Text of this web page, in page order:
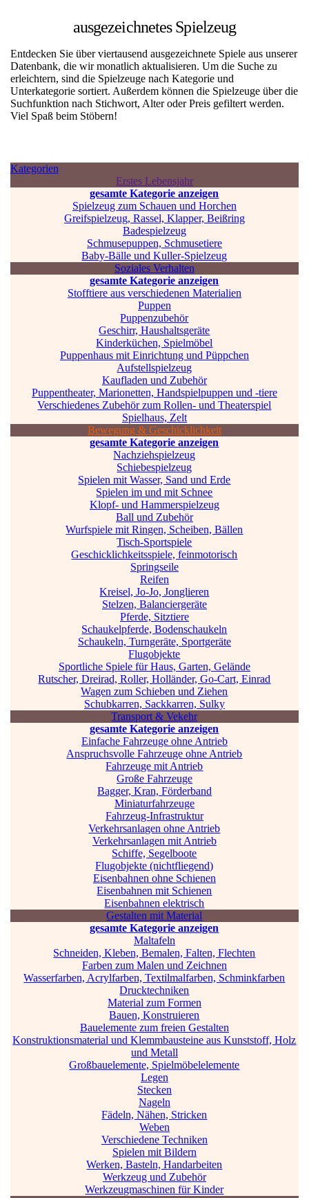
ausgezeichnetes Spielzeug
Entdecken Sie über viertausend ausgezeichnete Spiele aus unserer
Datenbank, die wir monatlich aktualisieren. Um die Suche zu
erleichtern, sind die Spielzeuge nach Kategorie und
Unterkategorie sortiert. Außerdem können die Spielzeuge über die
Suchfunktion nach Stichwort, Alter oder Preis gefiltert werden.
Viel Spaß beim Stöbern!
Kategorien
Erstes Lebensjahr
gesamte Kategorie anzeigen
Spielzeug zum Schauen und Horchen
Greifspielzeug, Rassel, Klapper, Beißring
Badespielzeug
Schmusepuppen, Schmusetiere
Baby-Bälle und Kuller-Spielzeug
Soziales Verhalten
gesamte Kategorie anzeigen
Stofftiere aus verschiedenen Materialien
Puppen
Puppenzubehör
Geschirr, Haushaltsgeräte
Kinderküchen, Spielmöbel
Puppenhaus mit Einrichtung und Püppchen
Aufstellspielzeug
Kaufladen und Zubehör
Puppentheater, Marionetten, Handspielpuppen und -tiere
Verschiedenes Zubehör zum Rollen- und Theaterspiel
Spielhaus, Zelt
Bewegung & Geschicklichkeit
gesamte Kategorie anzeigen
Nachziehspielzeug
Schiebespielzeug
Spielen mit Wasser, Sand und Erde
Spielen im und mit Schnee
Klopf- und Hammerspielzeug
Ball und Zubehör
Wurfspiele mit Ringen, Scheiben, Bällen
Tisch-Sportspiele
Geschicklichkeitsspiele, feinmotorisch
Springseile
Reifen
Kreisel, Jo-Jo, Jonglieren
Stelzen, Balanciergeräte
Pferde, Sitztiere
Schaukelpferde, Bodenschaukeln
Schaukeln, Turngeräte, Sportgeräte
Flugobjekte
Sportliche Spiele für Haus, Garten, Gelände
Rutscher, Dreirad, Roller, Holländer, Go-Cart, Einrad
Wagen zum Schieben und Ziehen
Schubkarren, Sackkarren, Sulky
Transport & Vekehr
gesamte Kategorie anzeigen
Einfache Fahrzeuge ohne Antrieb
Anspruchsvolle Fahrzeuge ohne Antrieb
Fahrzeuge mit Antrieb
Große Fahrzeuge
Bagger, Kran, Förderband
Miniaturfahrzeuge
Fahrzeug-Infrastruktur
Verkehrsanlagen ohne Antrieb
Verkehrsanlagen mit Antrieb
Schiffe, Segelboote
Flugobjekte (nichtfliegend)
Eisenbahnen ohne Schienen
Eisenbahnen mit Schienen
Eisenbahnen elektrisch
Gestalten mit Material
gesamte Kategorie anzeigen
Maltafeln
Schneiden, Kleben, Bemalen, Falten, Flechten
Farben zum Malen und Zeichnen
Wasserfarben, Acrylfarben, Textilmalfarben, Schminkfarben
Drucktechniken
Material zum Formen
Bauen, Konstruieren
Bauelemente zum freien Gestalten
Konstruktionsmaterial und Klemmbausteine aus Kunststoff, Holz
und Metall
Großbauelemente, Spielmöbelelemente
Legen
Stecken
Nageln
Fädeln, Nähen, Stricken
Weben
Verschiedene Techniken
Spielen mit Bildern
Werken, Basteln, Handarbeiten
Werkzeug und Zubehör
Werkzeugmaschinen für Kinder